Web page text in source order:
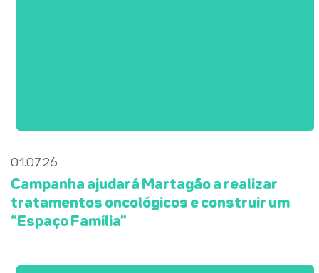
01.07.26
Campanha ajudará Martagão a realizar
tratamentos oncológicos e construir um
“Espaço Família”